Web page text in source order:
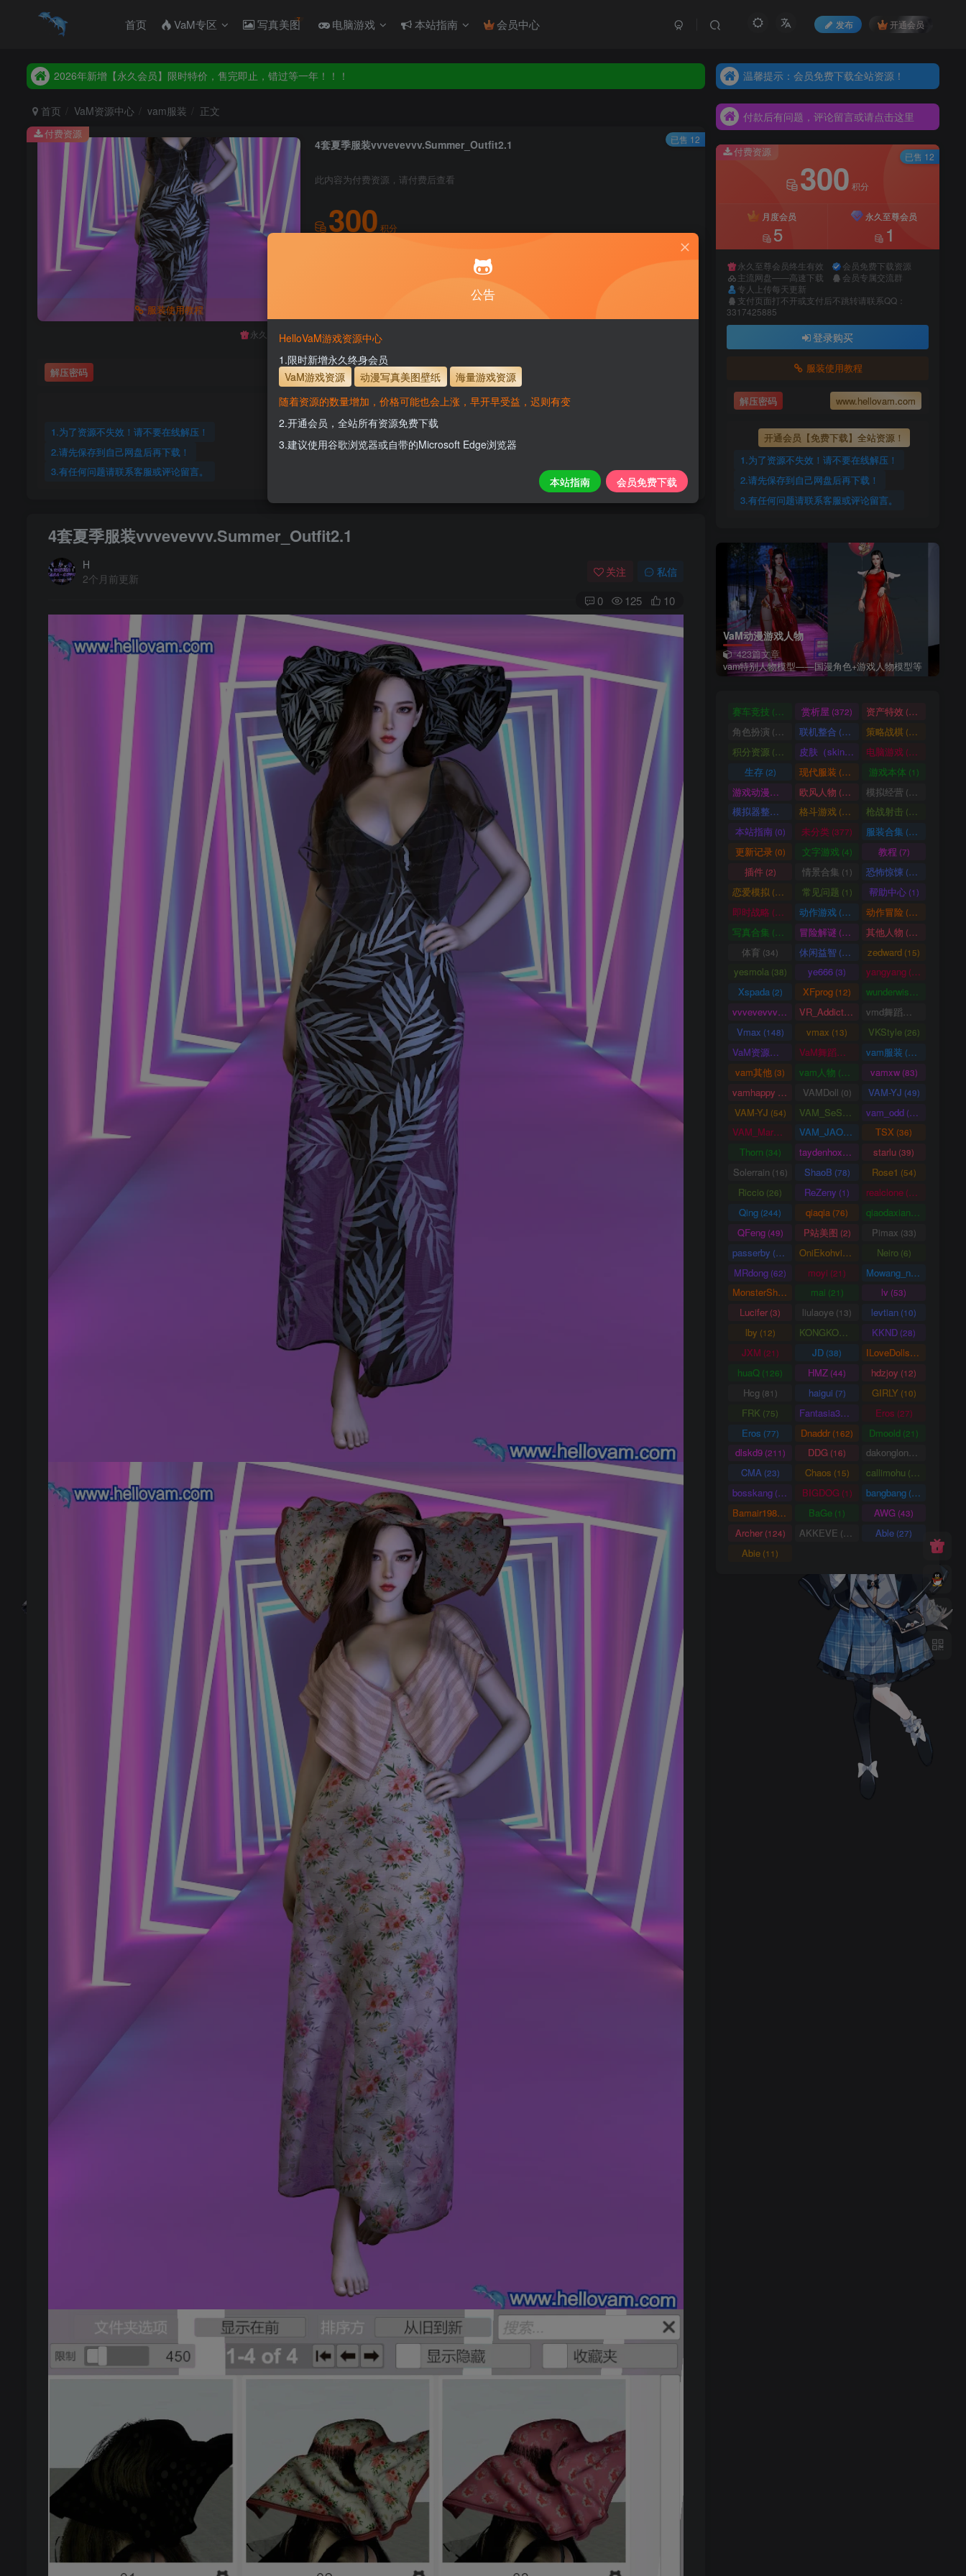
首页 VaM专区 写真美图 电脑游戏 本站指南 会员中心 发布 开通会员
2026年新增【永久会员】限时特价，售完即止，错过等一年！！！
2026年新增【永久会员】限时特价，售完即止，错过等一年！！！
首页 VaM资源中心 vam服装 正文
服装使用教程
4套夏季服装vvvevevvv.Summer_Outfit2.1
此内容为付费资源，请付费后查看
300 积分
永久至尊会员 1
永久至尊会员终生有效 会员免费下载资源
解压密码
开通会员【免费下载】全站资源！
1.为了资源不失效！请不要在线解压！
2.请先保存到自己网盘后再下载！
3.有任何问题请联系客服或评论留言。
付费资源 已售 12
4套夏季服装vvvevevvv.Summer_Outfit2.1
H
2个月前更新
关注 私信
0 125 10
温馨提示：会员免费下载全站资源！
温馨提示：会员免费下载全站资源！
付款后有问题，评论留言或请点击这里
付款后有问题，评论留言或请点击这里
付款后有问题，评论留言或请点击这里
付费资源
300 积分
月度会员
5
永久至尊会员
1
永久至尊会员终生有效
会员免费下载资源
主流网盘——高速下载
会员专属交流群
专人上传每天更新
支付页面打不开或支付后不跳转请联系QQ：
3317425885
登录购买
服装使用教程
解压密码 www.hellovam.com
开通会员【免费下载】全站资源！
1.为了资源不失效！请不要在线解压！
2.请先保存到自己网盘后再下载！
3.有任何问题请联系客服或评论留言。
已售 12
VaM动漫游戏人物
423篇文章
vam特别人物模型——国漫角色+游戏人物模型等
赛车竞技 (36) 赏析屋 (372) 资产特效 (224)
角色扮演 (207) 联机整合 (34) 策略战棋 (71)
积分资源 (3246) 皮肤（skin） (1)电脑游戏 (1003)
生存(2) 现代服装 (929) 游戏本体 (1)
游戏动漫古装 (466)
欧风人物 (62) 模拟经营 (57)
模拟器整合 格斗游戏 (25) 枪战射击 (105)
本站指南(0) 未分类 (377) 服装合集 (20)
更新记录(0) 文字游戏(4) 教程 (7)
插件(2) 情景合集 (1) 恐怖惊悚 (64)
恋爱模拟 (101) 常见问题 (1) 帮助中心(1)
即时战略 (14) 动作游戏 (33) 动作冒险 (336)
写真合集 (370) 冒险解谜 (30) 其他人物 (661)
体育 (34) 休闲益智 (69) zedward (15)
yesmola(38) ye666 (3) yangyang (86)
Xspada(2) XFprog (12) wunderwise(1)
vvvevevvv
(191) VR_Addict
(38) vmd舞蹈数据
Vmax (148) vmax (13) VKStyle(26)
VaM资源中心 (4163) VaM舞蹈视频 (5)vam服装 (1458)
vam其他 (3) vam人物 (3105) vamxw(83)
vamhappy VAMDoll (0) VAM-YJ (49)
VAM-YJ (54) VAM_SeSe vam_odd (20)
VAM_Mars(0) VAM_JAO
(15) TSX (36)
Thorn(34) taydenhoxe(8) starlu (39)
Solerrain (16) ShaoB (78) Rose1 (54)
Riccio (26) ReZeny (1) realclone (70)
Qing (244) qiaqia (76) qiaodaxian
(16)
QFeng(49) P站美图 (2) Pimax (33)
passerby (26) OniEkohvius Neiro(6)
MRdong (62) moyi (21) Mowang_nixi
MonsterShinkai (38)mai (21) lv (53)
Lucifer(3) liulaoye (13) levtian (10)
lby (12) KONGKONG KKND (28)
JXM (21) JD (38) ILoveDolls
(66)
huaQ (126) HMZ (44) hdzjoy (12)
Hcg (81) haigui (7) GIRLY(10)
FRK (75) Fantasia3DArt (55)Eros (27)
Eros (77) Dnaddr(162) Dmoold (21)
dlskd9(211) DDG (16) dakonglong(20)
CMA(23) Chaos (15) callimohu (57)
bosskang (85) BIGDOG(1) bangbang (22)
Bamair1984(15) BaGe (1) AWG (43)
Archer(124) AKKEVE (114) Able (27)
Abie (11)
公告
HelloVaM游戏资源中心
1.限时新增永久终身会员
VaM游戏资源
动漫写真美图壁纸
海量游戏资源
随着资源的数量增加，价格可能也会上涨，早开早受益，迟则有变
2.开通会员，全站所有资源免费下载
3.建议使用谷歌浏览器或自带的Microsoft Edge浏览器
本站指南 会员免费下载